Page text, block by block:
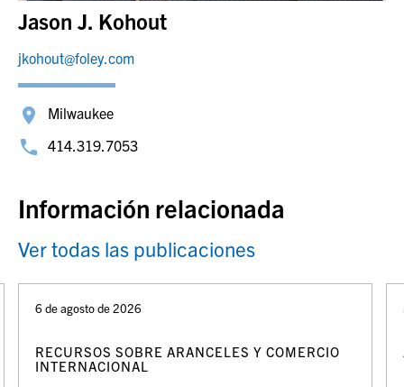
Jason J. Kohout
jkohout@foley.com
Milwaukee
414.319.7053
Información relacionada
Ver todas las publicaciones
6 de agosto de 2026
RECURSOS SOBRE ARANCELES Y COMERCIO
INTERNACIONAL